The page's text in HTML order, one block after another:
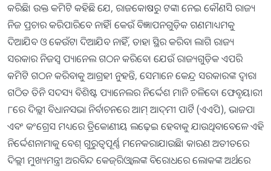
କରିଛି। ଉକ୍ତ କମିଟି କହିଛି ଯେ, ରାଜକୋଷରୁ ଟଙ୍କା ନେଇ କୌଣସି ରାଜ୍ୟ
ନିଜ ପ୍ରଚାର କରିପାରିବେ ନାହିଁ। କେଉଁ ବିଜ୍ଞାପନଗୁଡ଼ିକ ଗଣମାଧ୍ୟମକୁ
ଦିଆଯିବ ଓ କେଉଁଟା ଦିଆଯିବ ନାହିଁ, ତାହା ସ୍ଥିର କରିବା ଲାଗି ରାଜ୍ୟ
ସରକାର ନିଜସ୍ବ ପ୍ୟାନେଲ ଗଠନ କରିବେ। ଯେଉଁ ରାଜ୍ୟଗୁଡ଼ିକ ଏପରି
କମିଟି ଗଠନ କରିବାକୁ ଆଗ୍ରହୀ ନୁହନ୍ତି, ସେମାନେ କେନ୍ଦ୍ର ସରକାରଙ୍କ ଦ୍ୱାରା
ଗଠିତ ତିନି ସଦସ୍ୟ ବିଶିଷ୍ଟ ପ୍ୟାନେଲର ନିର୍ଦ୍ଦେଶ ମାନି ଚଳିବେ। ଫେବୃୟାରୀ
୮ରେ ଦିଲ୍ଲୀ ବିଧାନସଭା ନିର୍ବାଚନରେ ଆମ୍‌ ଆଦ୍‌ମୀ ପାର୍ଟି (ଏଏପି), ଭାଜପା
ଏବଂ କଂଗ୍ରେସ ମଧ୍ୟରେ ତ୍ରିକୋଣୀୟ ଲଢ଼େଇ ହେବାକୁ ଯାଉଥିବାବେଳେ ଏହି
ନିର୍ଦ୍ଦେଶନାମାକୁ ବେଶ୍‌ ଗୁରୁତ୍ୱପୂର୍ଣ୍ଣ ମନେକରାଯାଉଛି। କାରଣ ଅତୀତରେ
ଦିଲ୍ଲୀ ମୁଖ୍ୟମନ୍ତ୍ରୀ ଅରବିନ୍ଦ କେଜ୍‌ରିଓ୍ବାଲଙ୍କ ବିରୋଧରେ ଲୋକଙ୍କ ଅର୍ଥରେ